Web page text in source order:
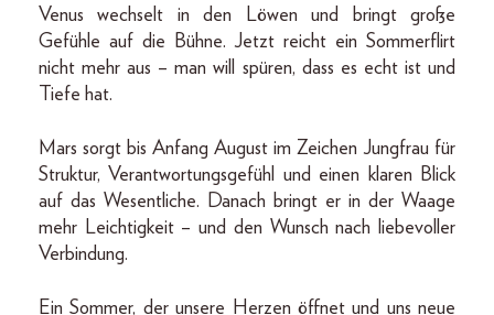
Venus wechselt in den Löwen und bringt große
Gefühle auf die Bühne. Jetzt reicht ein Sommerflirt
nicht mehr aus – man will spüren, dass es echt ist und
Tiefe hat.
Mars sorgt bis Anfang August im Zeichen Jungfrau für
Struktur, Verantwortungsgefühl und einen klaren Blick
auf das Wesentliche. Danach bringt er in der Waage
mehr Leichtigkeit – und den Wunsch nach liebevoller
Verbindung.
Ein Sommer, der unsere Herzen öffnet und uns neue